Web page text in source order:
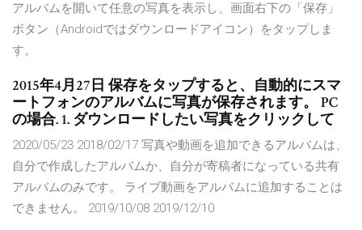
アルバムを開いて任意の写真を表示し、画面右下の「保存」
ボタン（Androidではダウンロードアイコン）をタップしま
す。
2015年4月27日 保存をタップすると、自動的にスマ
ートフォンのアルバムに写真が保存されます。 PC
の場合. 1. ダウンロードしたい写真をクリックして
2020/05/23 2018/02/17 写真や動画を追加できるアルバムは、
自分で作成したアルバムか、自分が寄稿者になっている共有
アルバムのみです。 ライブ動画をアルバムに追加することは
できません。 2019/10/08 2019/12/10